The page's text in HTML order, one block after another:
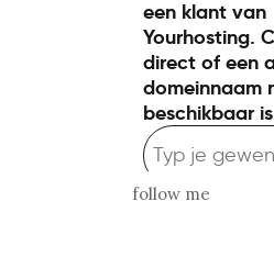
follow me